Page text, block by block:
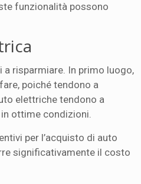
funzionalità possono
risparmiare. In primo luogo,
poiché tendono a
elettriche tendono a
ottime condizioni.
per l’acquisto di auto
significativamente il costo